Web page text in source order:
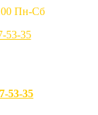
Пн-Сб
53-35
53-35